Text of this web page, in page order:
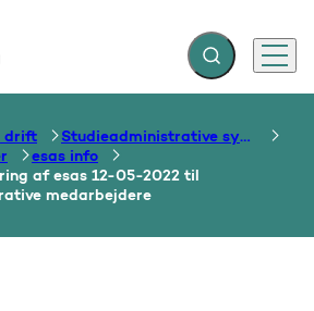
Fold søgefelt ud
Menu
drift
Studieadministrative systemer
esas info
af esas 12-05-2022 til
medarbejdere